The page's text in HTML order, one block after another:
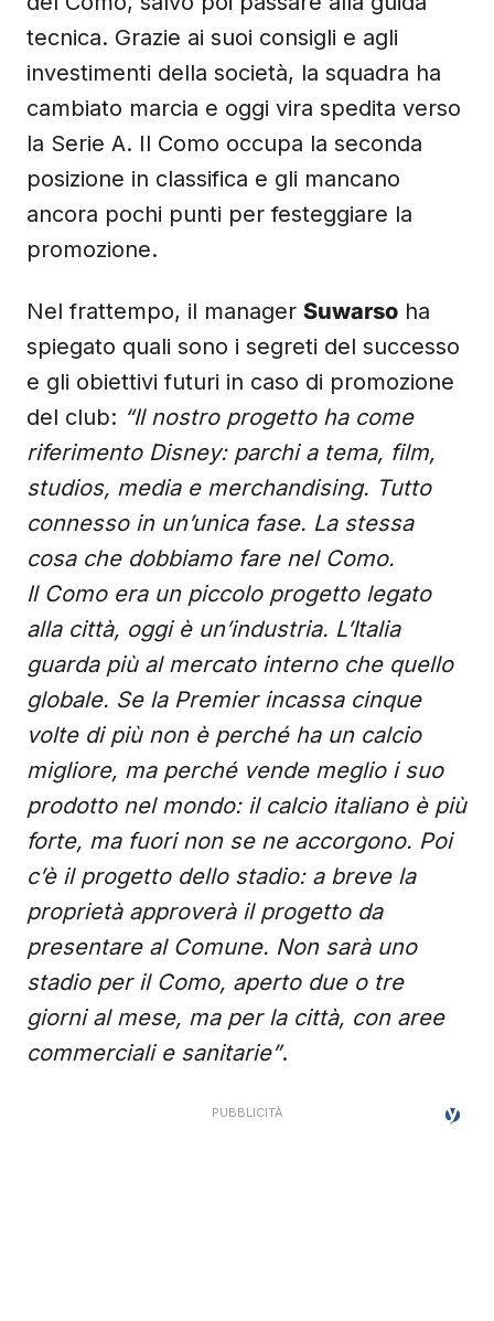
tecnica. Grazie ai suoi consigli e agli
investimenti della società, la squadra ha
cambiato marcia e oggi vira spedita verso
la Serie A. Il Como occupa la seconda
posizione in classifica e gli mancano
ancora pochi punti per festeggiare la
promozione.
Nel frattempo, il manager Suwarso ha
spiegato quali sono i segreti del successo
e gli obiettivi futuri in caso di promozione
del club: “Il nostro progetto ha come
riferimento Disney: parchi a tema, film,
studios, media e merchandising. Tutto
connesso in un’unica fase. La stessa
cosa che dobbiamo fare nel Como.
Il Como era un piccolo progetto legato
alla città, oggi è un’industria. L’Italia
guarda più al mercato interno che quello
globale. Se la Premier incassa cinque
volte di più non è perché ha un calcio
migliore, ma perché vende meglio i suo
prodotto nel mondo: il calcio italiano è più
forte, ma fuori non se ne accorgono. Poi
c’è il progetto dello stadio: a breve la
proprietà approverà il progetto da
presentare al Comune. Non sarà uno
stadio per il Como, aperto due o tre
giorni al mese, ma per la città, con aree
commerciali e sanitarie”.